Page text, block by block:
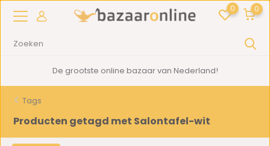
0 0
De grootste online bazaar van Nederland!
Tags
Producten getagd met Salontafel-wit